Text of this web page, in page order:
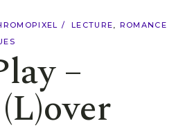
LECTURE
ROMANCE
–